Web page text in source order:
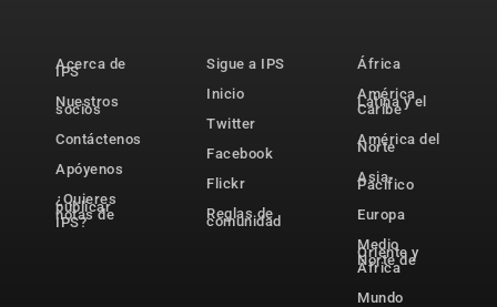
Acerca de
IPS
Nuestros
socios
Contáctenos
Apóyenos
¿Quieres
publicar
notas de
IPS?
Sigue a IPS
Inicio
Twitter
Facebook
Flickr
Reglas de
comunidad
África
América
Latina y el
Caribe
América del
Norte
Asia-
Pacífico
Europa
Medio
Oriente y
Norte de
África
Mundo